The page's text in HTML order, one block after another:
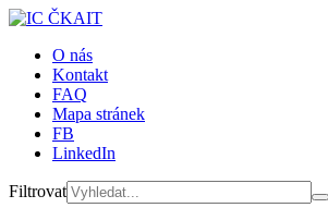
O nás
Kontakt
FAQ
Mapa stránek
FB
LinkedIn
Filtrovat